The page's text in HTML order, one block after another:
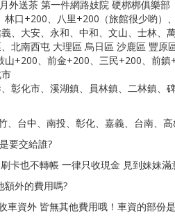
送茶 第一件網路妓院 硬梆梆俱樂部
林口+200、八里+200（旅館很少喲
、大安、永和、中和、文山、士林、
、北南西屯 大理區 烏日區 沙鹿區 豐原
山+200、前金+200、三民+200、前
彰化市、溪湖鎮、員林鎮、二林鎮、碑
、台中、南投、彰化、嘉義、台南、高
要交給誰?
卡也不轉帳 一律只收現金 見到妹妹滿
額外的費用嗎?
車資外 皆無其他費用哦！車資的部份